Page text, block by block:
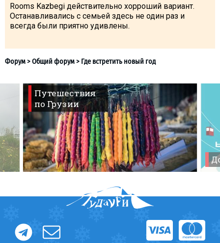
Rooms Kazbegi действительно хорроший вариант.
Останавливались с семьей здесь не один раз и
всегда были приятно удивлены.
Путешествия
по Грузии